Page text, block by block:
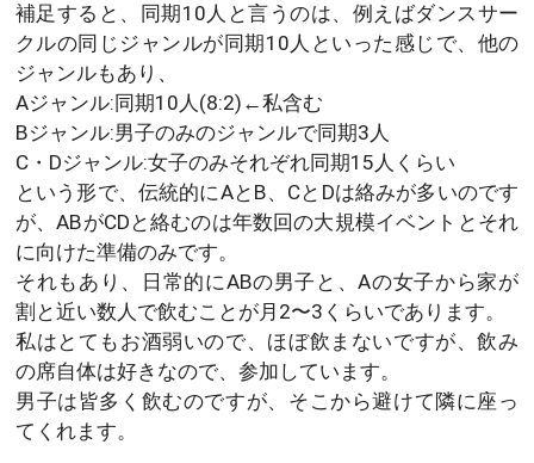
補足すると、同期10人と言うのは、例えばダンスサー
クルの同じジャンルが同期10人といった感じで、他の
ジャンルもあり、
Aジャンル:同期10人(8:2)←私含む
Bジャンル:男子のみのジャンルで同期3人
C・Dジャンル:女子のみそれぞれ同期15人くらい
という形で、伝統的にAとB、CとDは絡みが多いのです
が、ABがCDと絡むのは年数回の大規模イベントとそれ
に向けた準備のみです。
それもあり、日常的にABの男子と、Aの女子から家が
割と近い数人で飲むことが月2〜3くらいであります。
私はとてもお酒弱いので、ほぼ飲まないですが、飲み
の席自体は好きなので、参加しています。
男子は皆多く飲むのですが、そこから避けて隣に座っ
てくれます。